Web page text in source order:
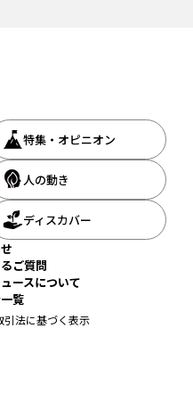
特集・オピニオン
人の動き
ディスカバー
ご質問
ースについて
覧
引法に基づく表示